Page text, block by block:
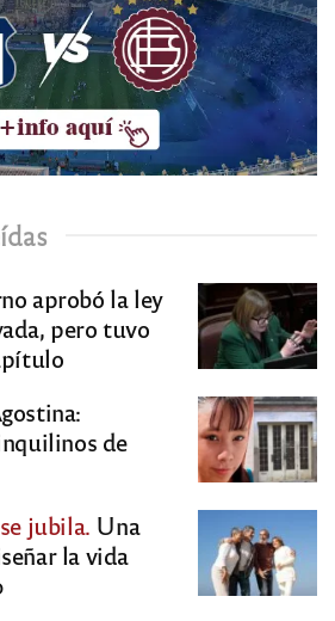
aprobó la ley
pero tuvo
de
jubila. Una
la vida